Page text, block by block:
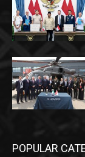
POPULAR